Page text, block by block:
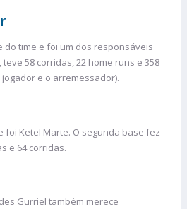
do time e foi um dos responsáveis
58 corridas, 22 home runs e 358
e o arremessador).
foi Ketel Marte. O segunda base fez
e 64 corridas.
Gurriel também merece